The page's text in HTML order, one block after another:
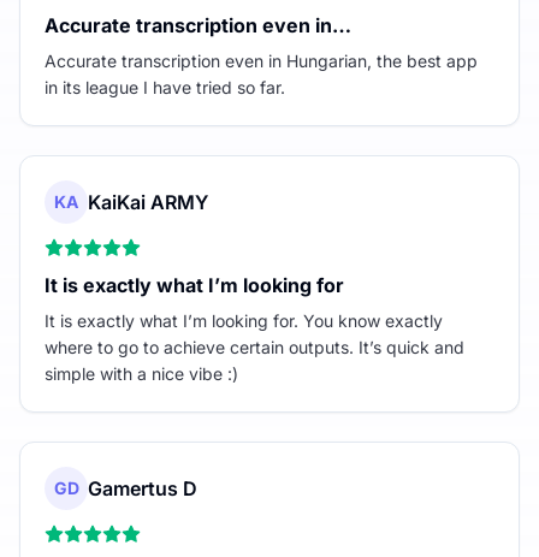
Accurate transcription even in…
Accurate transcription even in Hungarian, the best app
in its league I have tried so far.
KA KaiKai ARMY
It is exactly what I’m looking for
It is exactly what I’m looking for. You know exactly
where to go to achieve certain outputs. It’s quick and
simple with a nice vibe :)
GD Gamertus D